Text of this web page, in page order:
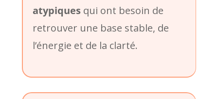
atypiquesqui ont besoin de
retrouver une base stable, de
l’énergie et de la clarté.